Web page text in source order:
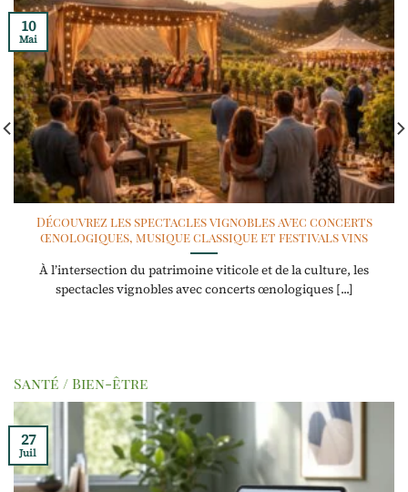
Découvrez les spectacles vignobles avec concerts
œnologiques, musique classique et festivals vins
À l’intersection du patrimoine viticole et de la culture, les
spectacles vignobles avec concerts œnologiques [...]
10
Mai
Santé / Bien-être
27
Juil